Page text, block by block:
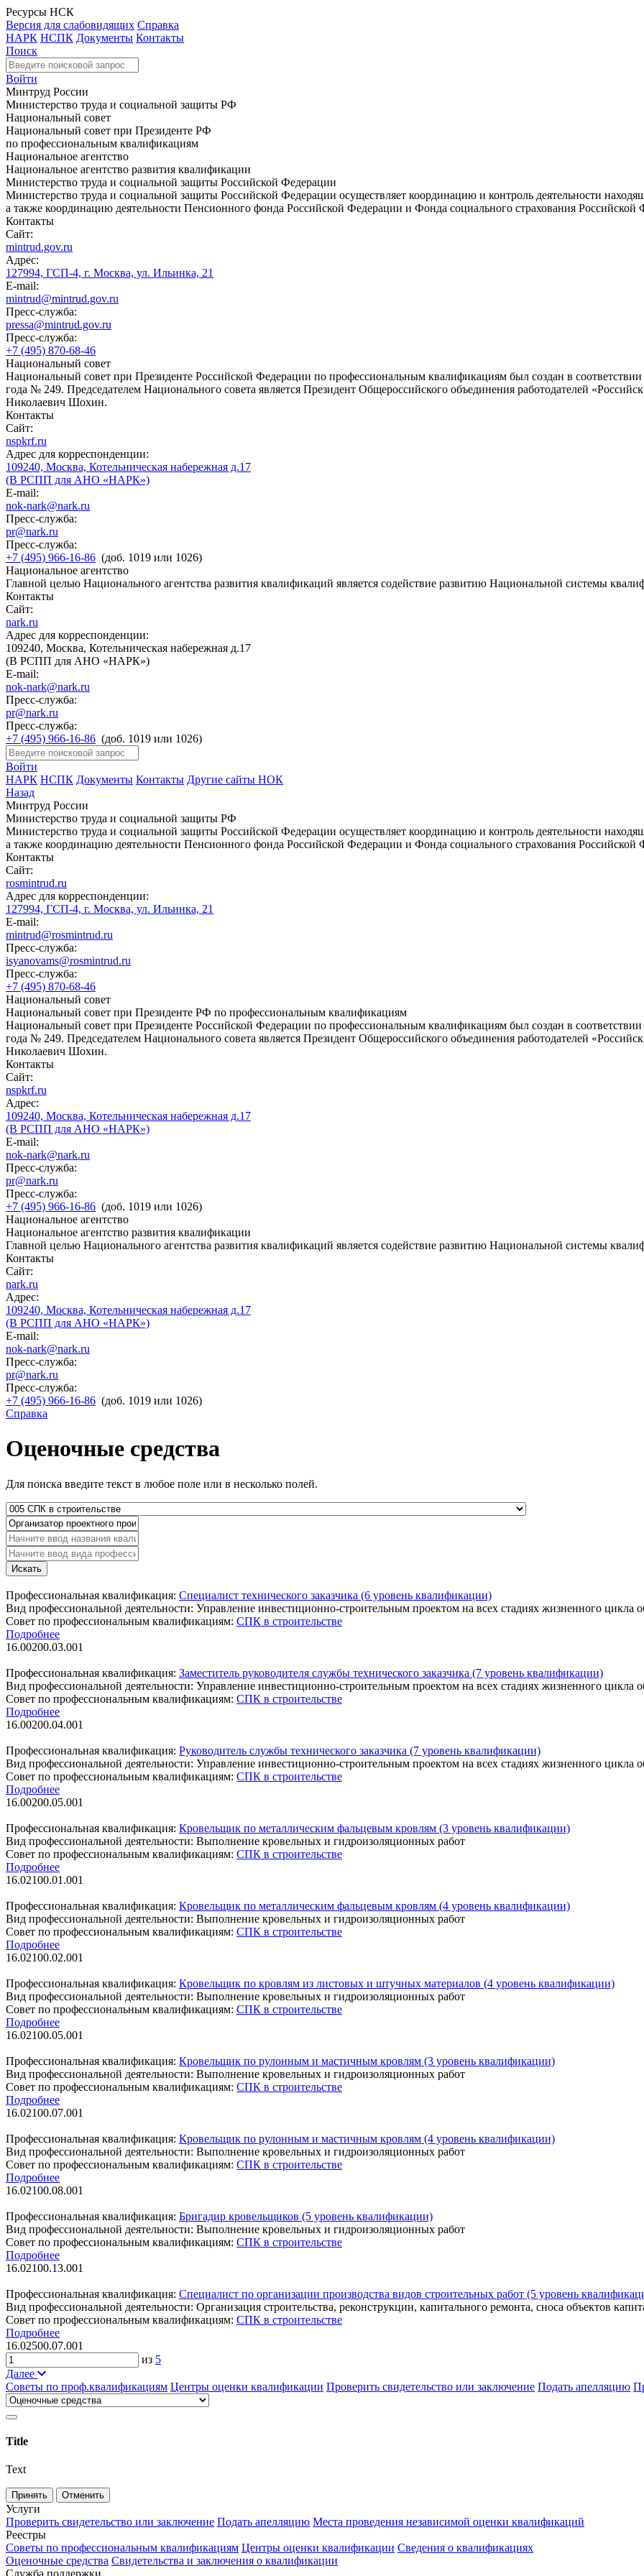
Ресурсы НСК
Версия для слабовидящих Справка
НАРК НСПК Документы Контакты
Поиск
Войти
Минтруд России
Министерство труда и социальной защиты РФ
Национальный совет
Национальный совет при Президенте РФ
по профессиональным квалификациям
Национальное агентство
Национальное агентство развития квалификации
Министерство труда и социальной защиты Российской Федерации
Министерство труда и социальной защиты Российской Федерации осуществляет координацию и контроль деятельности
а также координацию деятельности Пенсионного фонда Российской Федерации и Фонда социального страхования Российской
Контакты
Сайт:
mintrud.gov.ru
Адрес:
127994, ГСП-4, г. Москва, ул. Ильинка, 21
E-mail:
mintrud@mintrud.gov.ru
Пресс-служба:
pressa@mintrud.gov.ru
Пресс-служба:
+7 (495) 870-68-46
Национальный совет
Национальный совет при Президенте Российской Федерации по профессиональным квалификациям был создан в
года № 249. Председателем Национального совета является Президент Общероссийского объединения работодателей
Николаевич Шохин.
Контакты
Сайт:
nspkrf.ru
Адрес для корреспонденции:
109240, Москва, Котельническая набережная д.17
(В РСПП для АНО «НАРК»)
E-mail:
nok-nark@nark.ru
Пресс-служба:
pr@nark.ru
Пресс-служба:
+7 (495) 966-16-86 (доб. 1019 или 1026)
Национальное агентство
Главной целью Национального агентства развития квалификаций является содействие развитию Национальной системы
Контакты
Сайт:
nark.ru
Адрес для корреспонденции:
109240, Москва, Котельническая набережная д.17
(В РСПП для АНО «НАРК»)
E-mail:
nok-nark@nark.ru
Пресс-служба:
pr@nark.ru
Пресс-служба:
+7 (495) 966-16-86 (доб. 1019 или 1026)
Войти
НАРК НСПК Документы Контакты Другие сайты НОК
Назад
Минтруд России
Министерство труда и социальной защиты РФ
Министерство труда и социальной защиты Российской Федерации осуществляет координацию и контроль деятельности
а также координацию деятельности Пенсионного фонда Российской Федерации и Фонда социального страхования Российской
Контакты
Сайт:
rosmintrud.ru
Адрес для корреспонденции:
127994, ГСП-4, г. Москва, ул. Ильинка, 21
E-mail:
mintrud@rosmintrud.ru
Пресс-служба:
isyanovams@rosmintrud.ru
Пресс-служба:
+7 (495) 870-68-46
Национальный совет
Национальный совет при Президенте РФ по профессиональным квалификациям
Национальный совет при Президенте Российской Федерации по профессиональным квалификациям был создан в
года № 249. Председателем Национального совета является Президент Общероссийского объединения работодателей
Николаевич Шохин.
Контакты
Сайт:
nspkrf.ru
Адрес:
109240, Москва, Котельническая набережная д.17
(В РСПП для АНО «НАРК»)
E-mail:
nok-nark@nark.ru
Пресс-служба:
pr@nark.ru
Пресс-служба:
+7 (495) 966-16-86 (доб. 1019 или 1026)
Национальное агентство
Национальное агентство развития квалификации
Главной целью Национального агентства развития квалификаций является содействие развитию Национальной системы
Контакты
Сайт:
nark.ru
Адрес:
109240, Москва, Котельническая набережная д.17
(В РСПП для АНО «НАРК»)
E-mail:
nok-nark@nark.ru
Пресс-служба:
pr@nark.ru
Пресс-служба:
+7 (495) 966-16-86 (доб. 1019 или 1026)
Справка
Оценочные средства
Для поиска введите текст в любое поле или в несколько полей.
Искать
Профессиональная квалификация: Специалист технического заказчика (6 уровень квалификации)
Вид профессиональной деятельности: Управление инвестиционно-строительным проектом на всех стадиях жизненного цикла
Совет по профессиональным квалификациям: СПК в строительстве
Подробнее
16.00200.03.001
Профессиональная квалификация: Заместитель руководителя службы технического заказчика (7 уровень квалификации)
Вид профессиональной деятельности: Управление инвестиционно-строительным проектом на всех стадиях жизненного цикла
Совет по профессиональным квалификациям: СПК в строительстве
Подробнее
16.00200.04.001
Профессиональная квалификация: Руководитель службы технического заказчика (7 уровень квалификации)
Вид профессиональной деятельности: Управление инвестиционно-строительным проектом на всех стадиях жизненного цикла
Совет по профессиональным квалификациям: СПК в строительстве
Подробнее
16.00200.05.001
Профессиональная квалификация: Кровельщик по металлическим фальцевым кровлям (3 уровень квалификации)
Вид профессиональной деятельности: Выполнение кровельных и гидроизоляционных работ
Совет по профессиональным квалификациям: СПК в строительстве
Подробнее
16.02100.01.001
Профессиональная квалификация: Кровельщик по металлическим фальцевым кровлям (4 уровень квалификации)
Вид профессиональной деятельности: Выполнение кровельных и гидроизоляционных работ
Совет по профессиональным квалификациям: СПК в строительстве
Подробнее
16.02100.02.001
Профессиональная квалификация: Кровельщик по кровлям из листовых и штучных материалов (4 уровень квалификации)
Вид профессиональной деятельности: Выполнение кровельных и гидроизоляционных работ
Совет по профессиональным квалификациям: СПК в строительстве
Подробнее
16.02100.05.001
Профессиональная квалификация: Кровельщик по рулонным и мастичным кровлям (3 уровень квалификации)
Вид профессиональной деятельности: Выполнение кровельных и гидроизоляционных работ
Совет по профессиональным квалификациям: СПК в строительстве
Подробнее
16.02100.07.001
Профессиональная квалификация: Кровельщик по рулонным и мастичным кровлям (4 уровень квалификации)
Вид профессиональной деятельности: Выполнение кровельных и гидроизоляционных работ
Совет по профессиональным квалификациям: СПК в строительстве
Подробнее
16.02100.08.001
Профессиональная квалификация: Бригадир кровельщиков (5 уровень квалификации)
Вид профессиональной деятельности: Выполнение кровельных и гидроизоляционных работ
Совет по профессиональным квалификациям: СПК в строительстве
Подробнее
16.02100.13.001
Профессиональная квалификация: Специалист по организации производства видов строительных работ (5 уровень
Вид профессиональной деятельности: Организация строительства, реконструкции, капитального ремонта, сноса объектов
Совет по профессиональным квалификациям: СПК в строительстве
Подробнее
16.02500.07.001
из 5
Далее
Советы по проф.квалификациям Центры оценки квалификации Проверить свидетельство или заключение Подать апелляцию
Title
Text
Принять Отменить
Услуги
Проверить свидетельство или заключение Подать апелляцию Места проведения независимой оценки квалификаций
Реестры
Советы по профессиональным квалификациям Центры оценки квалификации Сведения о квалификациях
Оценочные средства Свидетельства и заключения о квалификации